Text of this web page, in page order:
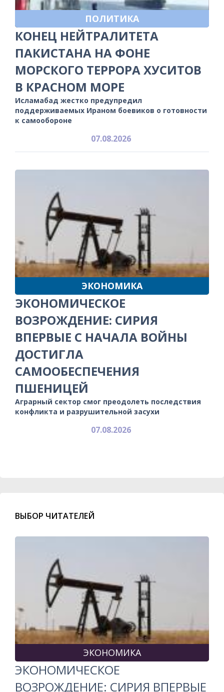
ПОЛИТИКА
КОНЕЦ НЕЙТРАЛИТЕТА
ПАКИСТАНА НА ФОНЕ
МОРСКОГО ТЕРРОРА ХУСИТОВ
В КРАСНОМ МОРЕ
Исламабад жестко предупредил
поддерживаемых Ираном боевиков о готовности
к самообороне
07.08.2026
ЭКОНОМИКА
ЭКОНОМИЧЕСКОЕ
ВОЗРОЖДЕНИЕ: СИРИЯ
ВПЕРВЫЕ С НАЧАЛА ВОЙНЫ
ДОСТИГЛА
САМООБЕСПЕЧЕНИЯ
ПШЕНИЦЕЙ
Аграрный сектор смог преодолеть последствия
конфликта и разрушительной засухи
07.08.2026
ВЫБОР ЧИТАТЕЛЕЙ
ЭКОНОМИКА
ЭКОНОМИЧЕСКОЕ
ВОЗРОЖДЕНИЕ: СИРИЯ ВПЕРВЫЕ